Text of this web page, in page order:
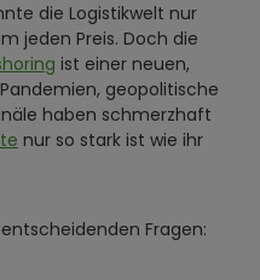
die Logistikwelt nur
jeden Preis. Doch die
ist einer neuen,
geopolitische
haben schmerzhaft
nur so stark ist wie ihr
Fragen: